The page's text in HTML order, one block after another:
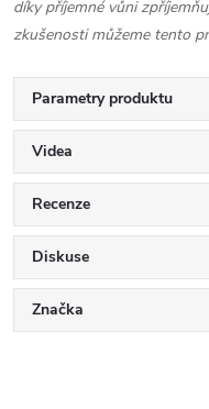
díky příjemné vůni
zkušenosti můžeme tento
Parametry produktu
Videa
Recenze
Diskuse
Značka